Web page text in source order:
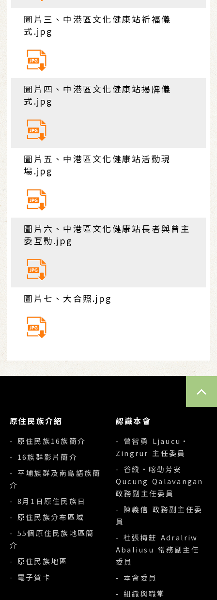
圖片三、中港區文化健康站祈福儀
式.jpg
圖片四、中港區文化健康站揭牌儀
式.jpg
圖片五、中港區文化健康站活動現
場.jpg
圖片六、中港區文化健康站長者與曾主
委互動.jpg
圖片七、大合照.jpg
原住民族介紹
- 原住民族16族簡介
- 16族群影片簡介
- 平埔族群及南島語族簡
介
- 8月1日原住民族日
- 原住民族分布區域
- 55個原住民族地區簡
介
- 原住民族地區
- 電子賀卡
認識本會
- 曾智勇 Ljaucu‧
Zingrur 主任委員
- 谷縱‧喀勒芳安
Qucung Qalavangan
政務副主任委員
- 陳義信 政務副主任委
員
- 杜張梅莊 Adralriw
Abaliusu 常務副主任
委員
- 本會委員
- 組織與職掌